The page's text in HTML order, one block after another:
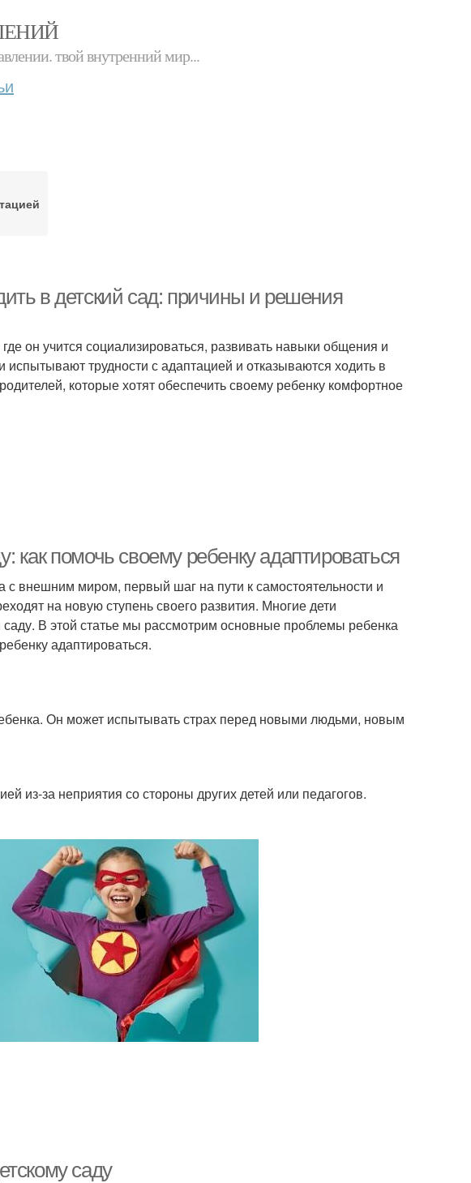
твой внутренний мир...
в детский сад: причины и решения
он учится социализироваться, развивать навыки общения и
трудности с адаптацией и отказываются ходить в
которые хотят обеспечить своему ребенку комфортное
как помочь своему ребенку адаптироваться
внешним миром, первый шаг на пути к самостоятельности и
на новую ступень своего развития. Многие дети
В этой статье мы рассмотрим основные проблемы ребенка
адаптироваться.
Он может испытывать страх перед новыми людьми, новым
из-за неприятия со стороны других детей или педагогов.
саду